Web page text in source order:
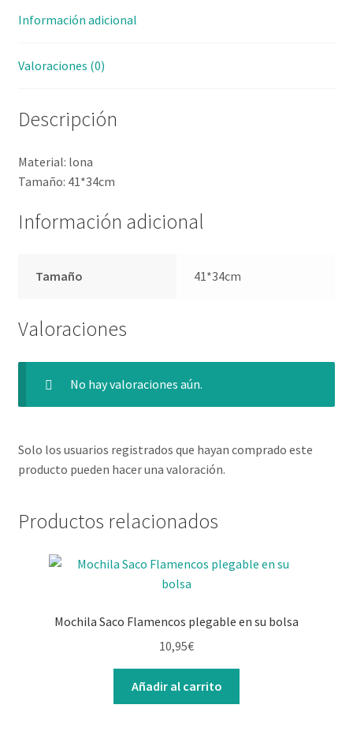
Información adicional
Valoraciones (0)
Descripción
Material: lona
Tamaño: 41*34cm
Información adicional
Tamaño 41*34cm
Valoraciones
No hay valoraciones aún.
Solo los usuarios registrados que hayan comprado este
producto pueden hacer una valoración.
Productos relacionados
Mochila Saco Flamencos plegable en su bolsa
10,95€
Añadir al carrito